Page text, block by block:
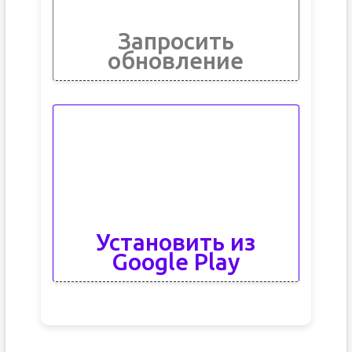
Запросить
обновление
Установить из
Google Play